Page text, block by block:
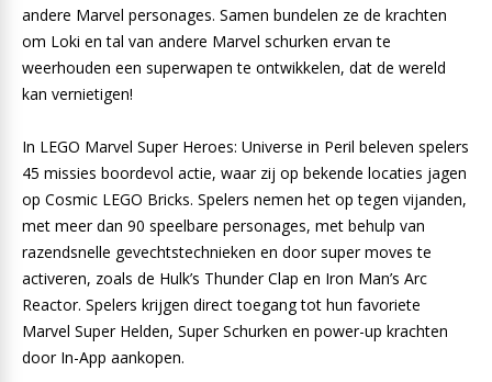
andere Marvel personages. Samen bundelen ze de krachten
om Loki en tal van andere Marvel schurken ervan te
weerhouden een superwapen te ontwikkelen, dat de wereld
kan vernietigen!
In LEGO Marvel Super Heroes: Universe in Peril beleven spelers
45 missies boordevol actie, waar zij op bekende locaties jagen
op Cosmic LEGO Bricks. Spelers nemen het op tegen vijanden,
met meer dan 90 speelbare personages, met behulp van
razendsnelle gevechtstechnieken en door super moves te
activeren, zoals de Hulk’s Thunder Clap en Iron Man’s Arc
Reactor. Spelers krijgen direct toegang tot hun favoriete
Marvel Super Helden, Super Schurken en power-up krachten
door In-App aankopen.